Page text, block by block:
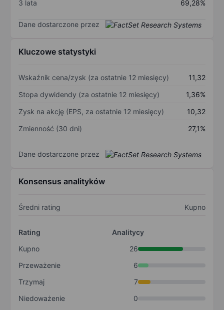
3 lata
69,28%
Dane dostarczone przez
Kluczowe statystyki
Wskaźnik cena/zysk (za ostatnie 12 miesięcy)
11,32
Stopa dywidendy (za ostatnie 12 miesięcy)
1,36%
Zysk na akcję (EPS, za ostatnie 12 miesięcy)
10,32
Zmienność (30 dni)
27,1%
Dane dostarczone przez
Konsensus analityków
Średni rating Kupno
Rating
Analitycy
Kupno
26
Przeważenie
6
Trzymaj
7
Niedoważenie
0